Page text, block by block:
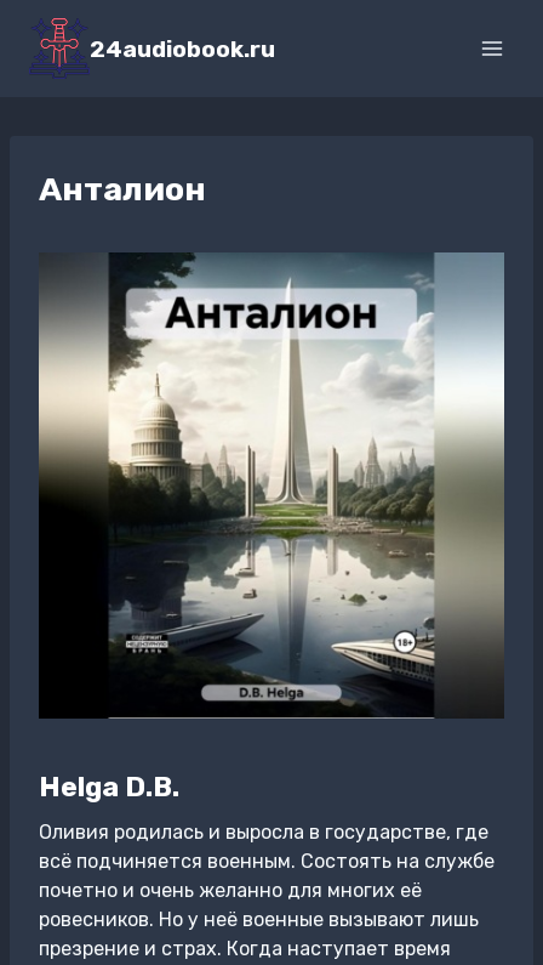
Перейти
содержимому
24audiobook.ru
Анталион
Helga D.B.
Оливия родилась и выросла в государстве, где
всё подчиняется военным. Состоять на службе
почетно и очень желанно для многих её
ровесников. Но у неё военные вызывают лишь
презрение и страх. Когда наступает время